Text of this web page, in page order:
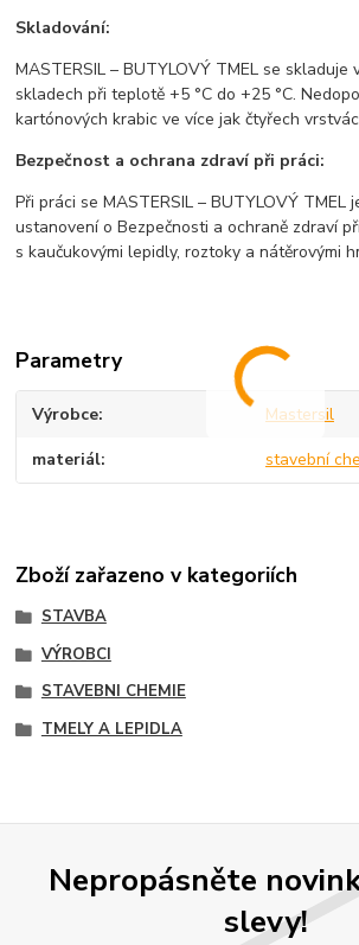
Skladování:
MASTERSIL – BUTYLOVÝ TMEL se skladuje
skladech při teplotě +5 °C do +25 °C.
kartónových krabic ve více jak čtyřech
Bezpečnost a ochrana zdraví při práci:
Při práci se MASTERSIL – BUTYLOVÝ TMEL
ustanovení o Bezpečnosti a ochraně zdraví
s kaučukovými lepidly, roztoky a nátěrovými
Parametry
Výrobce Mastersil
materiál stavební
Zboží zařazeno v kategoriích
STAVBA
VÝROBCI
STAVEBNI CHEMIE
TMELY A LEPIDLA
Nepropásněte
slevy!